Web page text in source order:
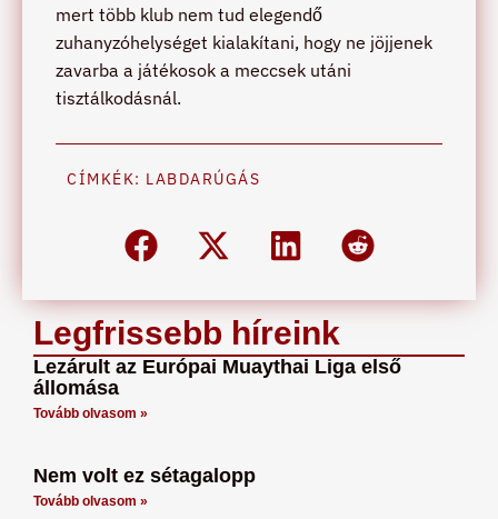
Legfrissebb híreink
Lezárult az Európai Muaythai Liga első
állomása
Tovább olvasom »
Nem volt ez sétagalopp
Tovább olvasom »
mert több klub nem tud elegendő
zuhanyzóhelységet kialakítani, hogy ne jöjjenek
zavarba a játékosok a meccsek utáni
tisztálkodásnál.
CÍMKÉK: LABDARÚGÁS